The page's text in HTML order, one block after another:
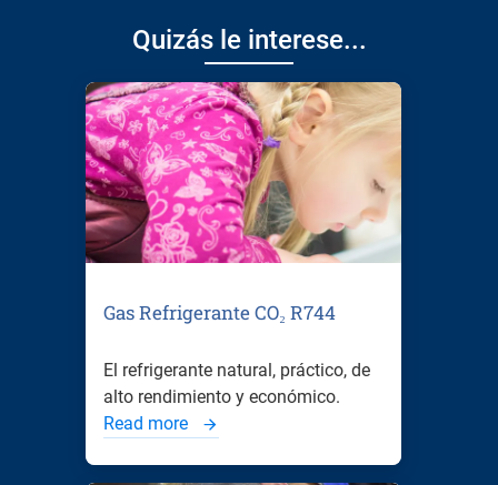
Quizás le interese...
Gas Refrigerante CO₂ R744
El refrigerante natural, práctico, de
alto rendimiento y económico.
Read more